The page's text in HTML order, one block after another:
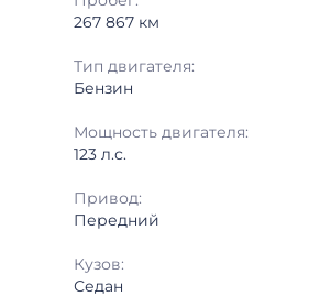
50 000 ₽
267 867 км
Тип двигателя:
Бензин
Мощность двигателя:
123 л.с.
Привод:
Передний
Кузов:
Седан